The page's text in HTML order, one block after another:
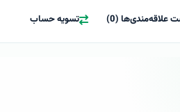
علاقه‌مندی‌ها (0) تسویه حساب